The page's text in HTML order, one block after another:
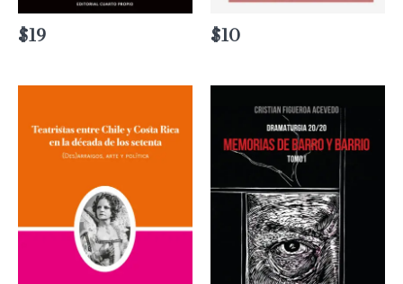
$19 $10